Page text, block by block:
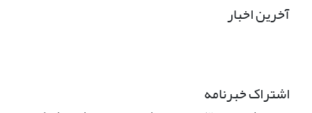
آخرین اخبار
اشتراک خبرنامه